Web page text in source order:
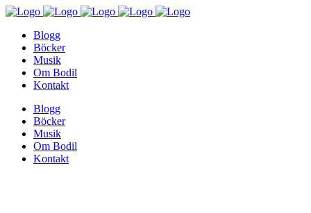
Blogg
Böcker
Musik
Om Bodil
Kontakt
Blogg
Böcker
Musik
Om Bodil
Kontakt